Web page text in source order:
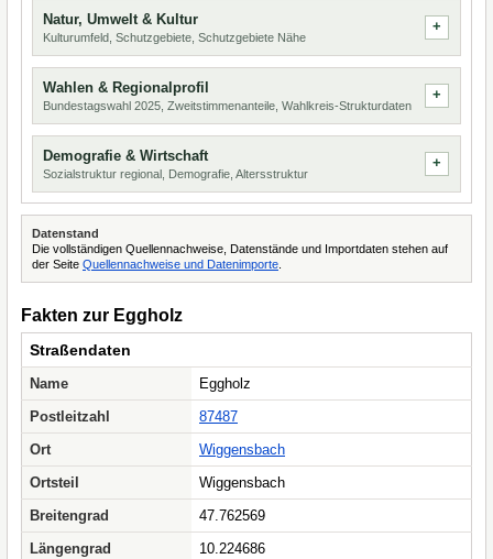
Natur, Umwelt & Kultur
Kulturumfeld, Schutzgebiete, Schutzgebiete Nähe
Wahlen & Regionalprofil
Bundestagswahl 2025, Zweitstimmenanteile, Wahlkreis-Strukturdaten
Demografie & Wirtschaft
Sozialstruktur regional, Demografie, Altersstruktur
Datenstand
Die vollständigen Quellennachweise, Datenstände und Importdaten stehen auf
der Seite Quellennachweise und Datenimporte
Fakten zur Eggholz
Straßendaten
Name
Eggholz
Postleitzahl
87487
Ort
Wiggensbach
Ortsteil
Wiggensbach
Breitengrad
47.762569
Längengrad
10.224686